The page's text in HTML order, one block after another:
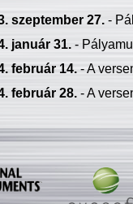
szeptember 27.-
január 31.-
február 14.- A
február 28.- A